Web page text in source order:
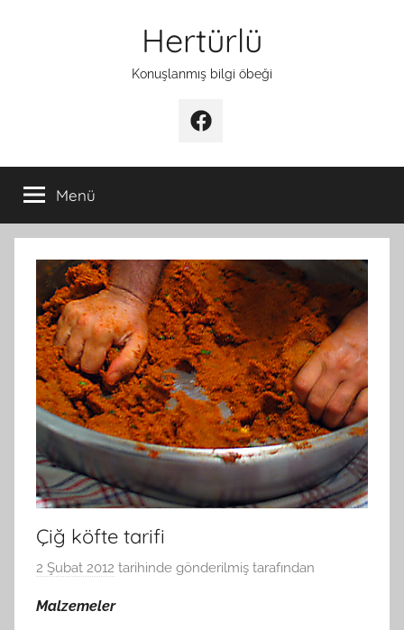
Hertürlü
Konuşlanmış bilgi öbeği
Facebook
Menü
Çiğ köfte tarifi
2 Şubat 2012 tarihinde gönderilmiş tarafından
Malzemeler